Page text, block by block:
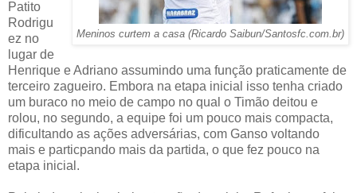
Meninos curtem a casa (Ricardo Saibun/Santosfc.com.br)
Patito
Rodrigu
ez no
lugar de
Henrique e Adriano assumindo uma função praticamente de
terceiro zagueiro. Embora na etapa inicial isso tenha criado
um buraco no meio de campo no qual o Timão deitou e
rolou, no segundo, a equipe foi um pouco mais compacta,
dificultando as ações adversárias, com Ganso voltando
mais e particpando mais da partida, o que fez pouco na
etapa inicial.